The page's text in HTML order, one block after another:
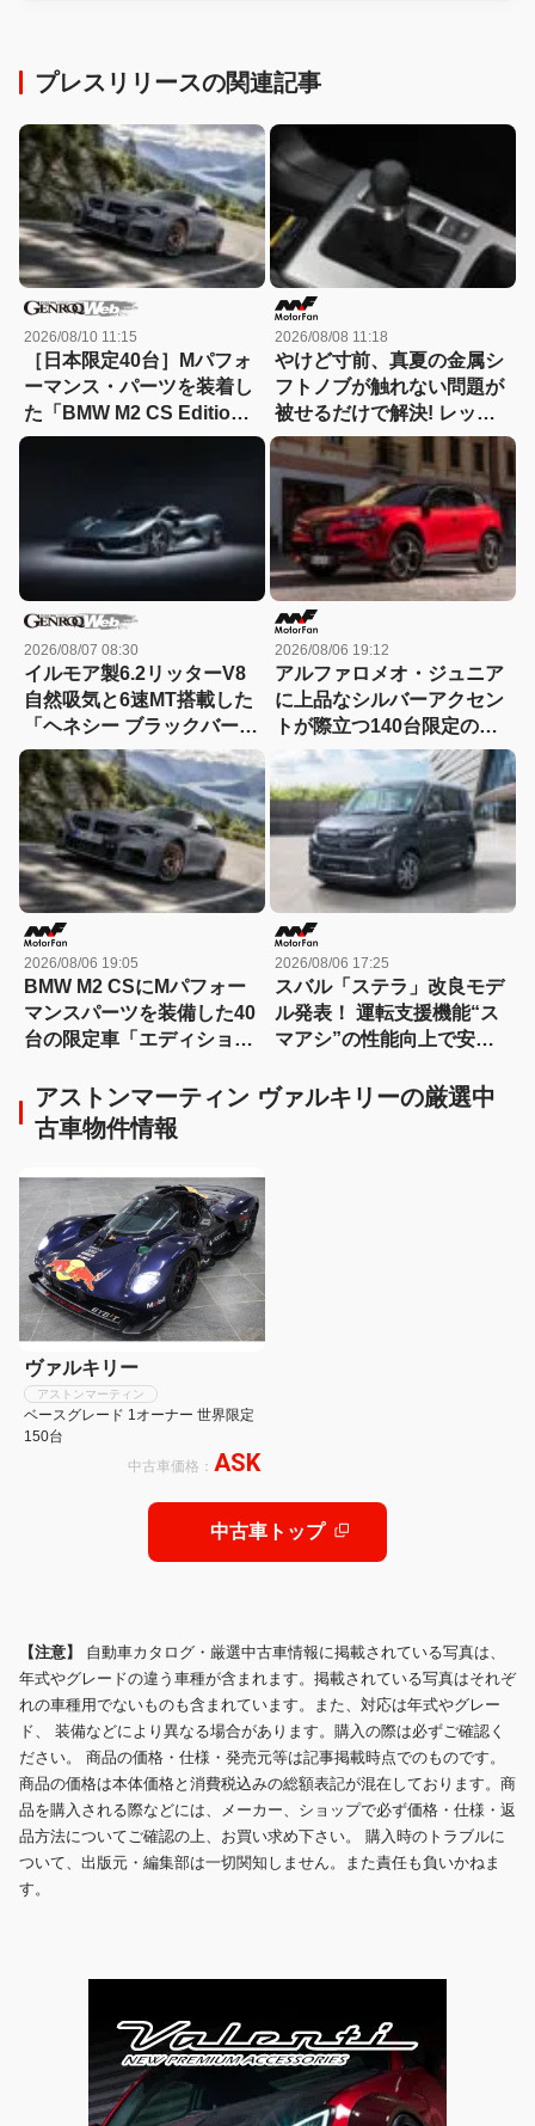
プレスリリースの関連記事
2026/08/10 11:15
［日本限定40台］Mパフォ
ーマンス・パーツを装着し
た「BMW M2 CS Edition
EDGE」が登場
2026/08/08 11:18
やけど寸前、真夏の金属シ
フトノブが触れない問題が
被せるだけで解決! レッツ
ォのシリコンカバーが夏も
冬も快適すぎる! 【CAR
MONO図鑑】
2026/08/07 08:30
イルモア製6.2リッターV8
自然吸気と6速MT搭載した
「ヘネシー ブラックバー
ド」がデビュー【動画】
2026/08/06 19:12
アルファロメオ・ジュニア
に上品なシルバーアクセン
トが際立つ140台限定の
「スポルト スペチアーレ」
が登場！
2026/08/06 19:05
BMW M2 CSにMパフォー
マンスパーツを装備した40
台の限定車「エディショ
2026/08/06 17:25
スバル「ステラ」改良モデ
ル発表！ 運転支援機能“ス
マアシ”の性能向上で安心
アストンマーティン ヴァルキリーの厳選中
古車物件情報
ヴァルキリー
アストンマーティン
ベースグレード 1オーナー 世界限定
150台
中古車価格： ASK
中古車トップ
【注意】 自動車カタログ・厳選中古車情報に掲載されている写真は、
年式やグレードの違う車種が含まれます。掲載されている写真はそれぞ
れの車種用でないものも含まれています。また、対応は年式やグレー
ド、 装備などにより異なる場合があります。購入の際は必ずご確認く
ださい。 商品の価格・仕様・発売元等は記事掲載時点でのものです。
商品の価格は本体価格と消費税込みの総額表記が混在しております。商
品を購入される際などには、メーカー、ショップで必ず価格・仕様・返
品方法についてご確認の上、お買い求め下さい。 購入時のトラブルに
ついて、出版元・編集部は一切関知しません。また責任も負いかねま
す。